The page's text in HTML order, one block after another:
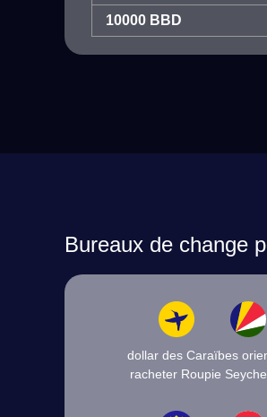
10000 BBD
Bureaux de change
dollar des Caraïbes
racheter Roupie